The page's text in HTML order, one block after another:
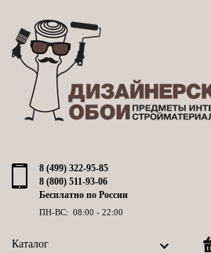
8 (499) 322-95-85
8 (800) 511-93-06
Бесплатно по России
ПН-ВС: 08:00 - 22:00
Каталог